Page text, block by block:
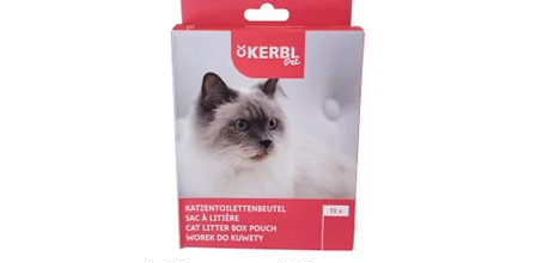
Skladem 2